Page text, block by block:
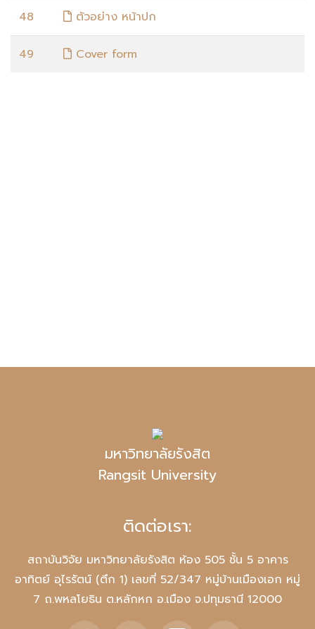
48 ตัวอย่าง หน้าปก
49 Cover form
มหาวิทยาลัยรังสิต
Rangsit University
ติดต่อเรา:
สถาบันวิจัย มหาวิทยาลัยรังสิต ห้อง 505 ชั้น 5 อาคาร
อาทิตย์ อุไรรัตน์ (ตึก 1) เลขที่ 52/347 หมู่บ้านเมืองเอก หมู่
7 ถ.พหลโยธิน ต.หลักหก อ.เมือง จ.ปทุมธานี 12000